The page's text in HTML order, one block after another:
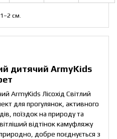
см.
дитячий ArmyKids
ArmyKids Лісохід Світлий
для прогулянок, активного
поїздок на природу та
відтінок камуфляжу
добре поєднується з